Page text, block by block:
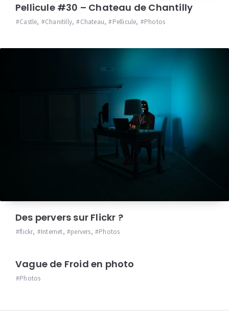
Pellicule #30 – Chateau de Chantilly
Castle, Chanitilly, Chateau, Pellicule, Photos
Des pervers sur Flickr ?
flickr, Internet, pervers, Photos
Vague de Froid en photo
Photos